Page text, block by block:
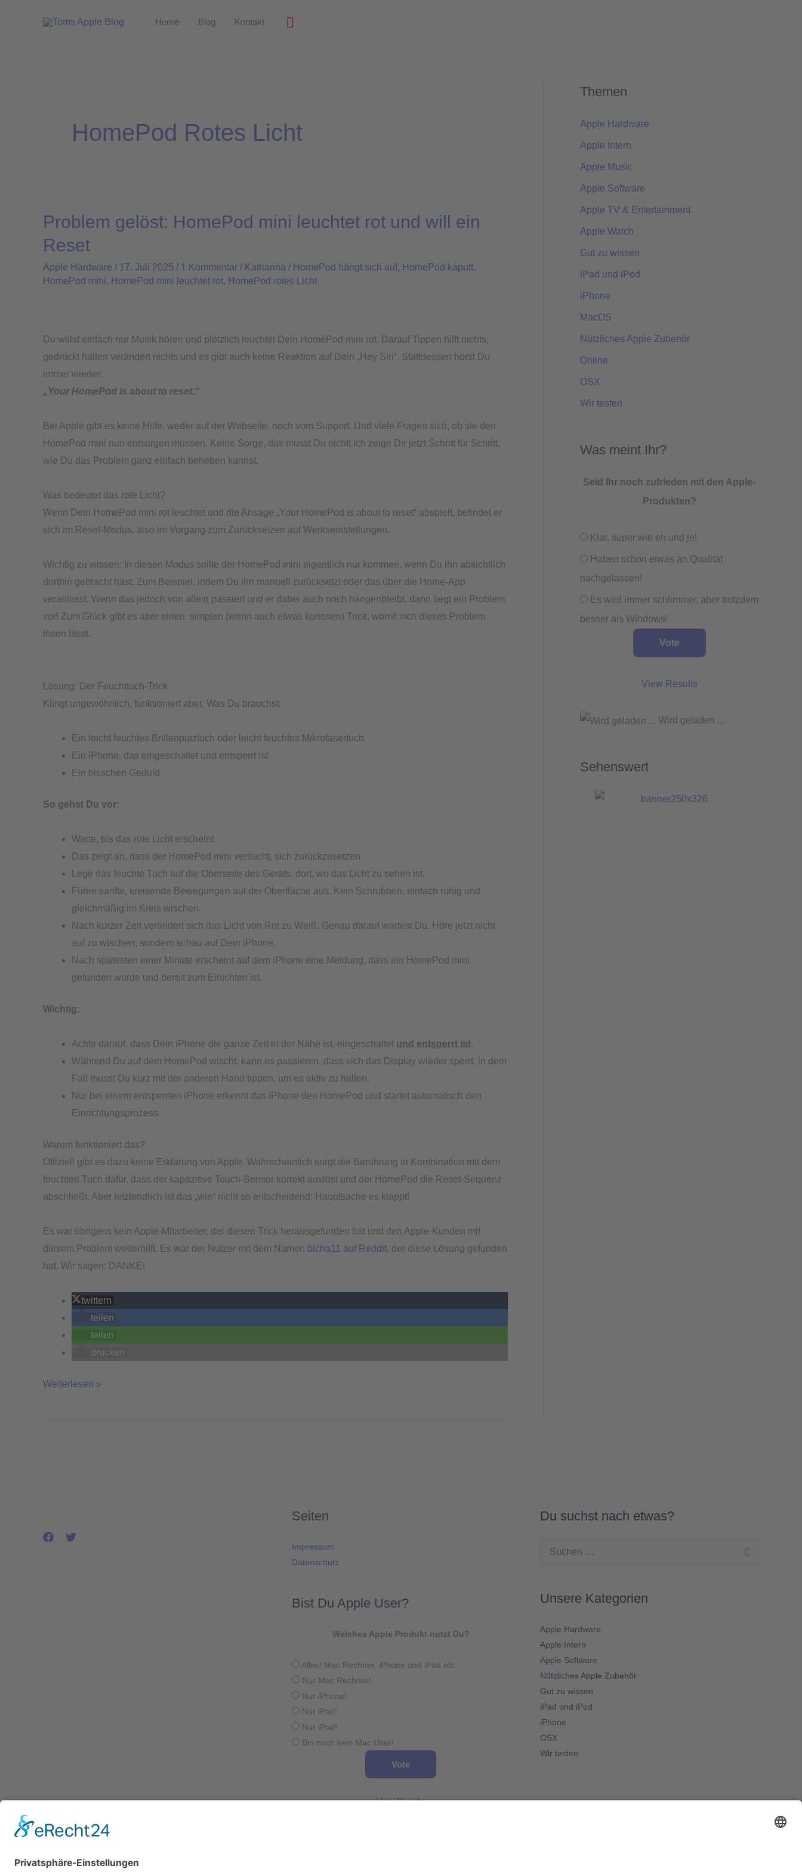
Home Blog Kontakt Suchen
HomePod Rotes Licht
Problem gelöst: HomePod mini leuchtet rot und will ein
Reset
Apple Hardware / 17. Juli 2025 / 1 Kommentar / Katharina / HomePod hängt sich auf, HomePod kaputt,
HomePod mini, HomePod mini leuchtet rot, HomePod rotes Licht
Du willst einfach nur Musik hören und plötzlich leuchtet Dein HomePod mini rot. Darauf Tippen hilft nichts,
gedrückt halten verändert nichts und es gibt auch keine Reaktion auf Dein „Hey Siri“. Stattdessen hörst Du
immer wieder:
„Your HomePod is about to reset.“
Bei Apple gibt es keine Hilfe, weder auf der Webseite, noch vom Support. Und viele Fragen sich, ob sie den
HomePod mini nun entsorgen müssen. Keine Sorge, das musst Du nicht! Ich zeige Dir jetzt Schritt für Schritt,
wie Du das Problem ganz einfach beheben kannst.
Was bedeutet das rote Licht?
Wenn Dein HomePod mini rot leuchtet und die Ansage „Your HomePod is about to reset“ abspielt, befindet er
sich im Reset-Modus, also im Vorgang zum Zurücksetzen auf Werkseinstellungen.
Wichtig zu wissen: In diesen Modus sollte der HomePod mini eigentlich nur kommen, wenn Du ihn absichtlich
dorthin gebracht hast. Zum Beispiel, indem Du ihn manuell zurücksetzt oder das über die Home-App
veranlasst. Wenn das jedoch von allein passiert und er dabei auch noch hängenbleibt, dann liegt ein Problem
vor! Zum Glück gibt es aber einen simplen (wenn auch etwas kuriosen) Trick, womit sich dieses Problem
lösen lässt.
Lösung: Der Feuchttuch-Trick
Klingt ungewöhnlich, funktioniert aber. Was Du brauchst:
Ein leicht feuchtes Brillenputztuch oder leicht feuchtes Mikrofasertuch
Ein iPhone, das eingeschaltet und entsperrt ist
Ein bisschen Geduld
So gehst Du vor:
Warte, bis das rote Licht erscheint.
Das zeigt an, dass der HomePod mini versucht, sich zurückzusetzen.
Lege das feuchte Tuch auf die Oberseite des Geräts, dort, wo das Licht zu sehen ist.
Führe sanfte, kreisende Bewegungen auf der Oberfläche aus. Kein Schrubben, einfach ruhig und
gleichmäßig im Kreis wischen.
Nach kurzer Zeit verändert sich das Licht von Rot zu Weiß. Genau darauf wartest Du. Höre jetzt nicht
auf zu wischen, sondern schau auf Dein iPhone.
Nach spätesten einer Minute erscheint auf dem iPhone eine Meldung, dass ein HomePod mini
gefunden wurde und bereit zum Einichten ist.
Wichtig:
Achte darauf, dass Dein iPhone die ganze Zeit in der Nähe ist, eingeschaltet und entsperrt ist.
Während Du auf dem HomePod wischt, kann es passieren, dass sich das Display wieder sperrt, in dem
Fall musst Du kurz mit der anderen Hand tippen, um es aktiv zu halten.
Nur bei einem entsperrten iPhone erkennt das iPhone den HomePod und startet automatisch den
Einrichtungsprozess.
Warum funktioniert das?
Offiziell gibt es dazu keine Erklärung von Apple. Wahrscheinlich sorgt die Berührung in Kombination mit dem
feuchten Tuch dafür, dass der kapazitive Touch-Sensor korrekt auslöst und der HomePod die Reset-Sequenz
abschließt. Aber letztendlich ist das „wie“ nicht so entscheidend: Hauptsache es klappt!
Es war übrigens kein Apple-Mitarbeiter, der diesen Trick herausgefunden hat und den Apple-Kunden mit
diesem Problem weiterhilft. Es war der Nutzer mit dem Namen bicha11 auf Reddit, der diese Lösung gefunden
hat. Wir sagen: DANKE!
twittern
teilen
teilen
drucken
Problem
HomePod
mini
leuchtet
will
ein
Reset
Weiterlesen »
Themen
Apple Hardware
Apple Intern
Apple Music
Apple Software
Apple TV & Entertainment
Apple Watch
Gut zu wissen
iPad und iPod
iPhone
MacOS
Nützliches Apple Zubehör
Online
OSX
Wir testen
Was meint Ihr?
Seid Ihr noch zufrieden mit den Apple-
Produkten?
Klar, super wie eh und je!
Haben schon etwas an Qualität
nachgelassen!
Es wird immer schlimmer, aber trotzdem
besser als Windows!
View Results
Wird geladen ...
Sehenswert
Seiten
Impressum
Datenschutz
Bist Du Apple User?
Welches Apple Produkt nutzt Du?
Alles! Mac Rechner, iPhone und iPad etc.
Nur Mac Rechner!
Nur iPhone!
Nur iPad!
Nur iPod!
Bin noch kein Mac User!
View Results
Du suchst nach etwas?
Suchen
Unsere Kategorien
Apple Hardware
Apple Intern
Apple Software
Nützliches Apple Zubehör
Gut zu wissen
iPad und iPod
iPhone
OSX
Wir testen